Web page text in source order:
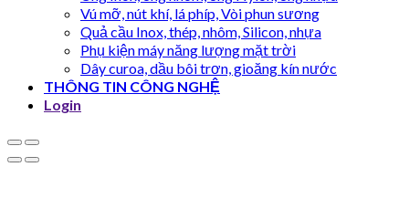
Vú mỡ, nút khí, lá phíp, Vòi phun sương
Quả cầu Inox, thép, nhôm, Silicon, nhựa
Phụ kiện máy năng lượng mặt trời
Dây curoa, dầu bôi trơn, gioăng kín nước
THÔNG TIN CÔNG NGHỆ
Login